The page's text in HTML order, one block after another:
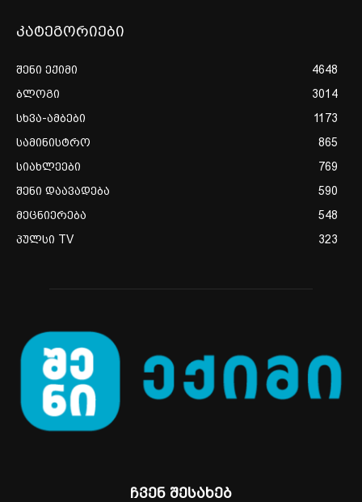
კატეგორიები
შენი ექიმი
4648
ბლოგი
3014
სხვა-ამბები
1173
სამინისტრო
865
სიახლეები
769
შენი დაავადება
590
მეცნიერება
548
პულსი TV
323
ჩვენ შესახებ